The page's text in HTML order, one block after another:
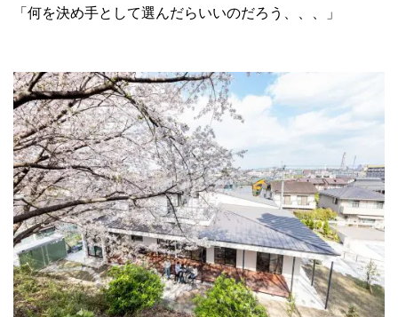
「何を決め手として選んだらいいのだろう、、、」